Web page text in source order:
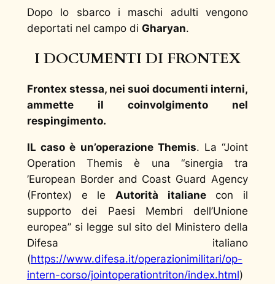
Dopo lo sbarco i maschi adulti vengono
deportati nel campo di Gharyan.
I DOCUMENTI DI FRONTEX
Frontex stessa, nei suoi documenti interni,
ammette il coinvolgimento nel
respingimento.
IL caso è un’operazione Themis. La“Joint
Operation Themis è una “sinergia tra
’European Border and Coast Guard Agency
(Frontex) e le Autorità italianecon il
supporto dei Paesi Membri dell’Unione
europea” si legge sul sito del Ministero della
Difesa italiano
(https://www.difesa.it/operazionimilitari/op-
intern-corso/jointoperationtriton/index.html)